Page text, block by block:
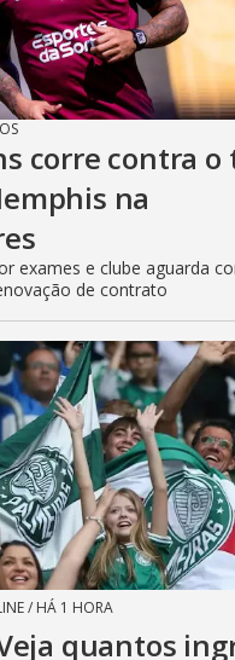
corre contra o
na
exames e clube aguarda
de contrato
/ HÁ 1 HORA
quantos